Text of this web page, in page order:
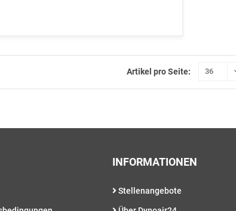
Artikel pro Seite:
INFORMATIONEN
Stellenangebote